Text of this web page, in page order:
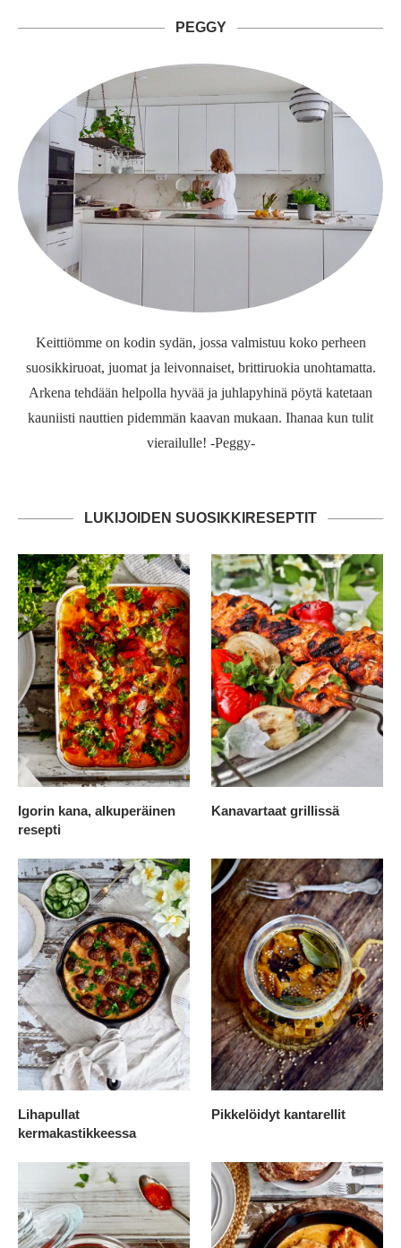
PEGGY
Keittiömme on kodin sydän, jossa valmistuu koko perheen
suosikkiruoat, juomat ja leivonnaiset, brittiruokia unohtamatta.
Arkena tehdään helpolla hyvää ja juhlapyhinä pöytä katetaan
kauniisti nauttien pidemmän kaavan mukaan. Ihanaa kun tulit
vierailulle! -Peggy-
LUKIJOIDEN SUOSIKKIRESEPTIT
Igorin kana, alkuperäinen
resepti
Kanavartaat grillissä
Lihapullat
kermakastikkeessa
Pikkelöidyt kantarellit